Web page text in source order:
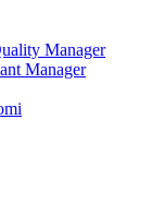
Manager
Manager